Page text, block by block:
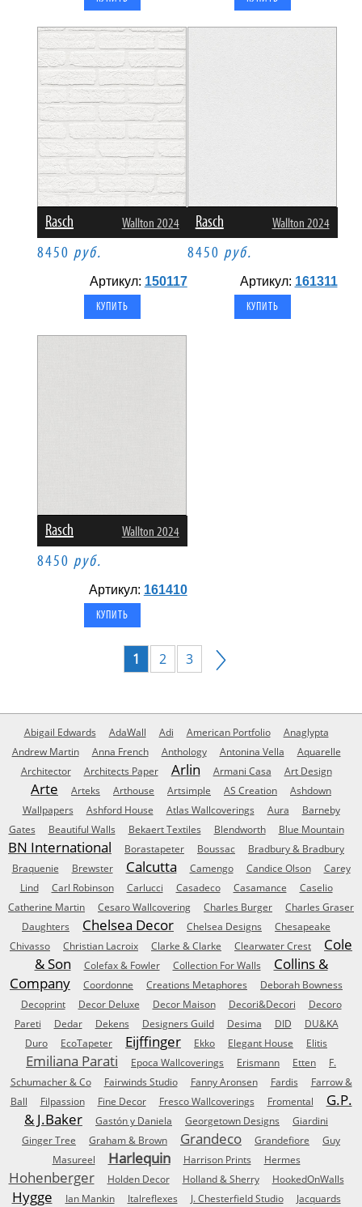
Rasch Wallton 2024
8450 руб.
Артикул: 150117
Rasch Wallton 2024
8450 руб.
Артикул: 161311
Rasch Wallton 2024
8450 руб.
Артикул: 161410
1 2 3
Abigail Edwards AdaWall Adi American Portfolio
Anaglypta
Andrew Martin
Anna French Anthology Antonina Vella
Aquarelle
Architector
Architects Paper Arlin Armani Casa Art Design
Arte Arteks Arthouse Artsimple AS Creation
Ashdown
Wallpapers
Ashford House Atlas Wallcoverings Aura
Barneby
Gates
Beautiful Walls Bekaert Textiles Blendworth Blue Mountain
BN International Borastapeter Boussac
Bradbury & Bradbury
Braquenie
Brewster Calcutta Camengo Candice Olson
Carey
Lind
Carl Robinson Carlucci Casadeco Casamance
Caselio
Catherine Martin
Cesaro Wallcovering Charles Burger
Charles Graser
Daughters
Chelsea Decor Chelsea Designs
Chesapeake
Chivasso
Christian Lacroix Clarke & Clarke Clearwater Crest
Cole
& Son
Colefax & Fowler Collection For Walls
Collins &
Company
Coordonne Creations Metaphores
Deborah Bowness
Decoprint
Decor Deluxe Decor Maison Decori&Decori
Decoro
Pareti
Dedar Dekens Designers Guild Desima DID
DU&KA
Duro
EcoTapeter Eijffinger Ekko Elegant House Elitis
Emiliana Parati Epoca Wallcoverings Erismann Etten
F.
Schumacher & Co
Fairwinds Studio Fanny Aronsen Fardis
Farrow &
Ball
Filpassion Fine Decor Fresco Wallcoverings Fromental
G.P.
& J.Baker
Gastón y Daniela Georgetown Designs
Giardini
Ginger Tree
Graham & Brown Grandeco Grandefiore
Guy
Masureel
Harlequin Harrison Prints Hermes
Hohenberger Holden Decor Holland & Sherry HookedOnWalls
Hygge Ian Mankin Italreflexes J. Chesterfield Studio
Jacquards